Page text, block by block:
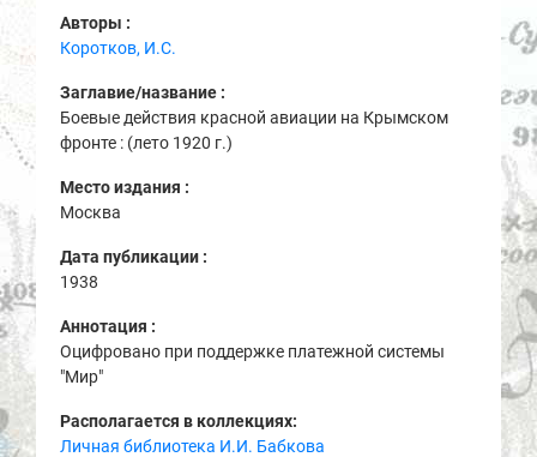
Авторы :
Коротков, И.С.
Заглавие/название :
Боевые действия красной авиации на Крымском
фронте : (лето 1920 г.)
Место издания :
Москва
Дата публикации :
1938
Аннотация :
Оцифровано при поддержке платежной системы
"Мир"
Располагается в коллекциях:
Личная библиотека И.И. Бабкова